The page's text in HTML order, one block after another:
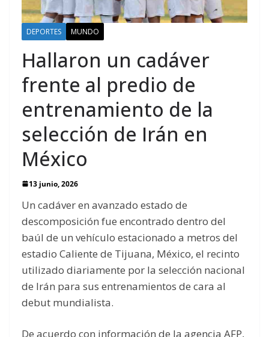
DEPORTES MUNDO
Hallaron un cadáver
frente al predio de
entrenamiento de la
selección de Irán en
México
13 junio, 2026
Un cadáver en avanzado estado de
descomposición fue encontrado dentro del
baúl de un vehículo estacionado a metros del
estadio Caliente de Tijuana, México, el recinto
utilizado diariamente por la selección nacional
de Irán para sus entrenamientos de cara al
debut mundialista.
De acuerdo con información de la agencia AFP,